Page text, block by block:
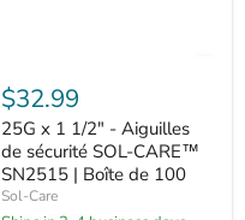
$32.99
25G x 1 1/2" - Aiguilles
de sécurité SOL-CARE™
SN2515 | Boîte de 100
Sol-Care